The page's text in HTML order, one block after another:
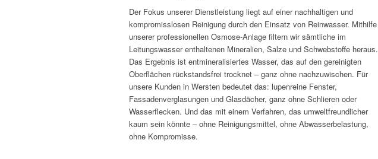
Der Fokus unserer Dienstleistung liegt auf einer nachhaltigen und
kompromisslosen Reinigung durch den Einsatz von Reinwasser. Mithilfe
unserer professionellen Osmose-Anlage filtern wir sämtliche im
Leitungswasser enthaltenen Mineralien, Salze und Schwebstoffe heraus.
Das Ergebnis ist entmineralisiertes Wasser, das auf den gereinigten
Oberflächen rückstandsfrei trocknet – ganz ohne nachzuwischen. Für
unsere Kunden in Wersten bedeutet das: lupenreine Fenster,
Fassadenverglasungen und Glasdächer, ganz ohne Schlieren oder
Wasserflecken. Und das mit einem Verfahren, das umweltfreundlicher
kaum sein könnte – ohne Reinigungsmittel, ohne Abwasserbelastung,
ohne Kompromisse.